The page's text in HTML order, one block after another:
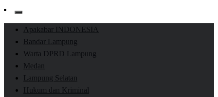
Apakabar INDONESIA
Bandar Lampung
Warta DPRD Lampung
Medan
Lampung Selatan
Hukum dan Kriminal